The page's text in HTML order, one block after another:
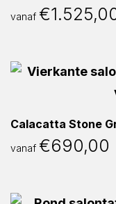
vanaf €
Calacatta Stone
vanaf €690,00